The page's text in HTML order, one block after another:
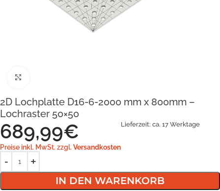
2D Lochplatte D16-6-2000 mm x 800mm –
Lochraster 50×50
689,99€
Preise inkl. MwSt. zzgl. Versandkosten
Lieferzeit: ca. 17 Werktage
IN DEN WARENKORB